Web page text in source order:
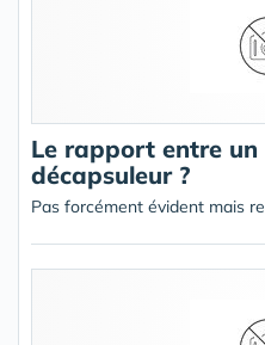
Le rapport entre un
décapsuleur ?
Pas forcément évident mais